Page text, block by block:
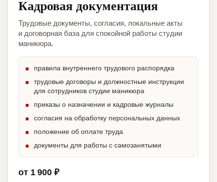
Кадровая документация
Трудовые документы, согласия, локальные акты
и договорная база для спокойной работы студии
маникюра.
правила внутреннего трудового распорядка
трудовые договоры и должностные инструкции
для сотрудников студии маникюра
приказы о назначении и кадровые журналы
согласия на обработку персональных данных
положение об оплате труда
документы для работы с самозанятыми
от 1 900 ₽